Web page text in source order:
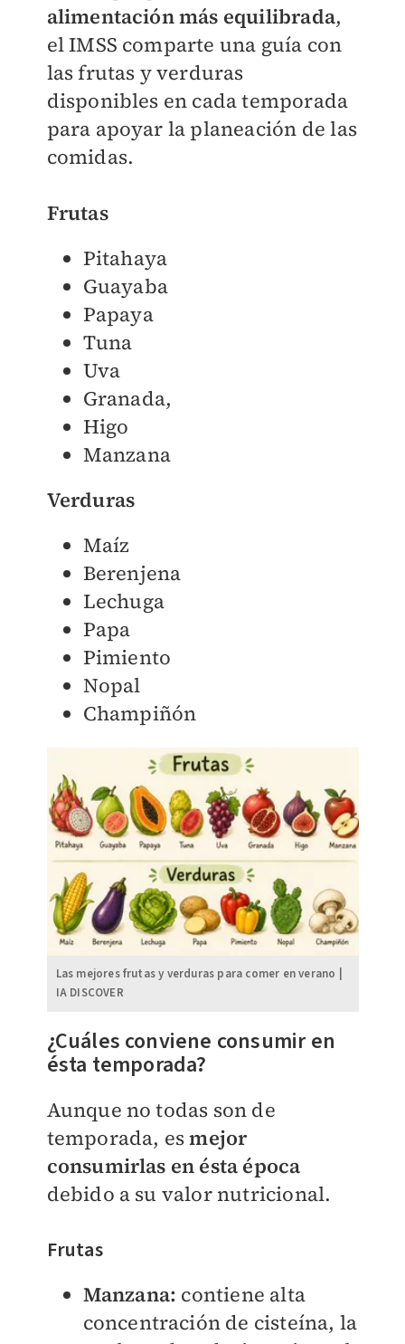
alimentación más equilibrada,
el IMSS comparte una guía con
las frutas y verduras
disponibles en cada temporada
para apoyar la planeación de las
comidas.
Frutas
Pitahaya
Guayaba
Papaya
Tuna
Uva
Granada,
Higo
Manzana
Verduras
Maíz
Berenjena
Lechuga
Papa
Pimiento
Nopal
Champiñón
Las mejores frutas y verduras para comer en verano |
IA DISCOVER
¿Cuáles conviene consumir en
ésta temporada?
Aunque no todas son de
temporada, esmejor
consumirlas en ésta época
debido a su valor nutricional.
Frutas
Manzana: contiene alta
concentración de cisteína, la